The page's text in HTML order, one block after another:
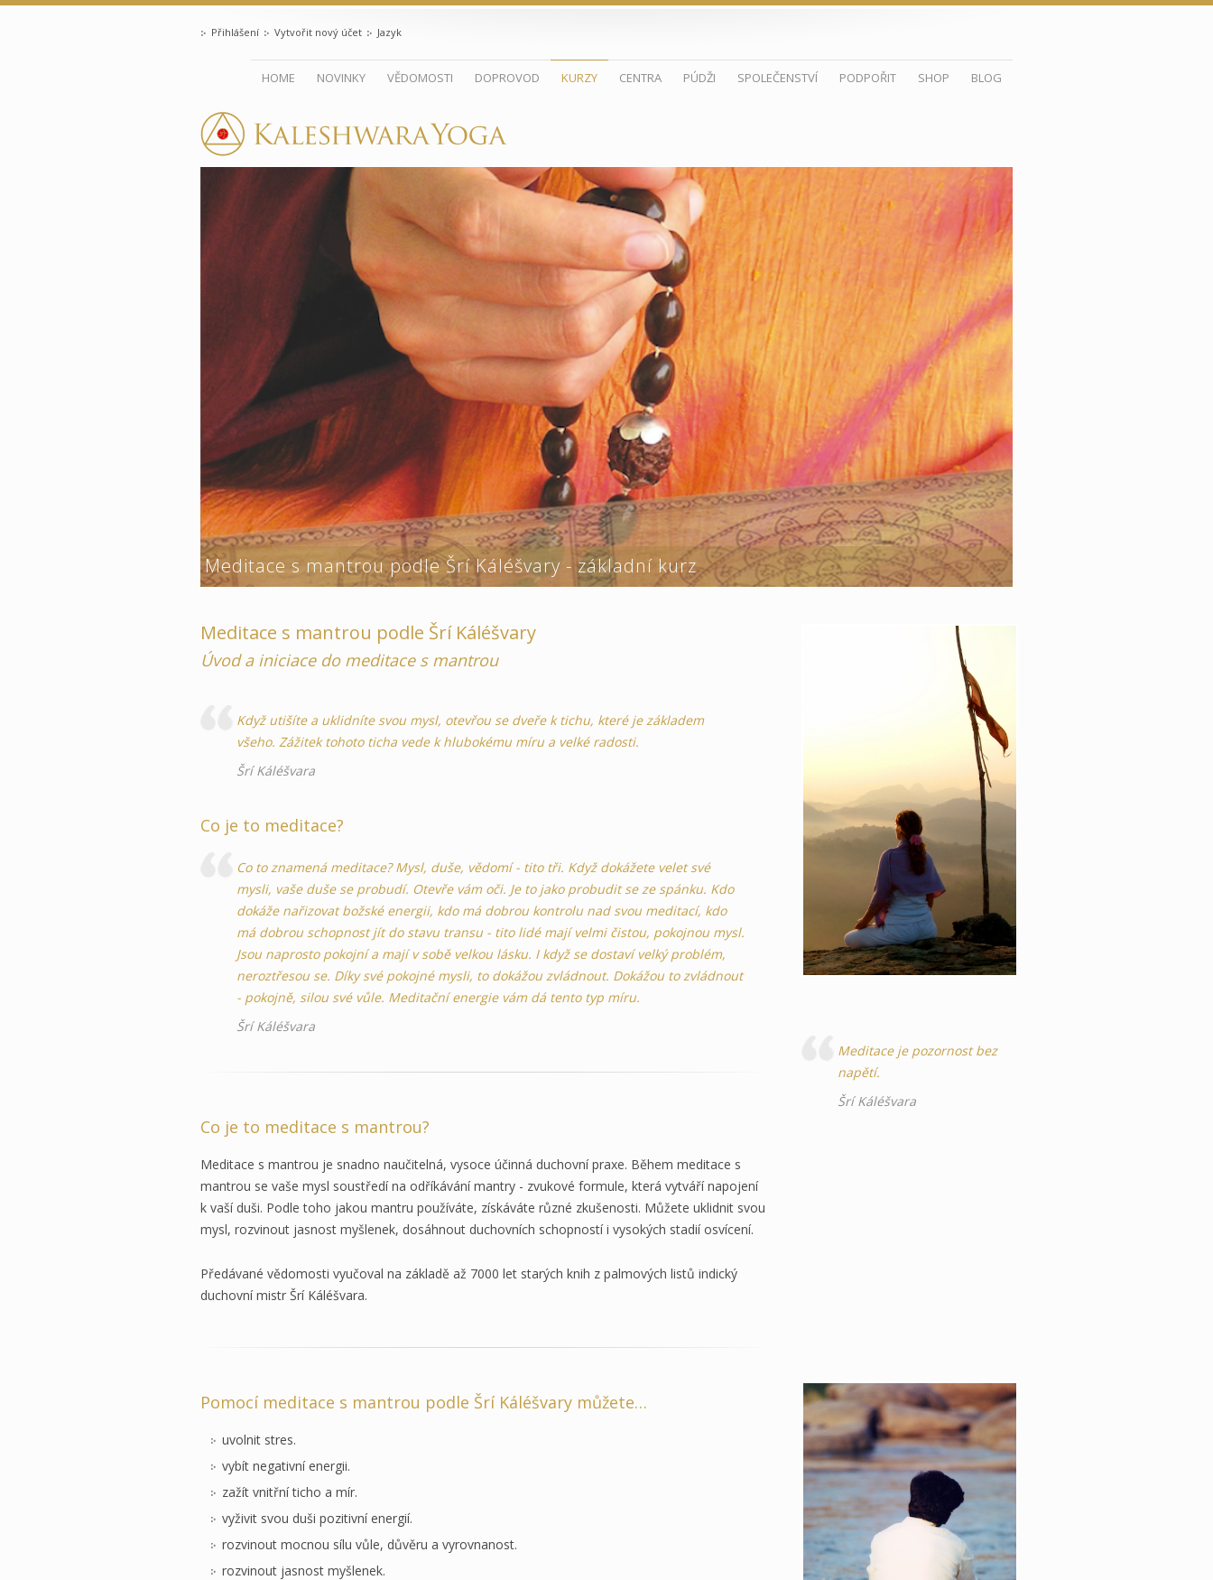
Přihlášení Vytvořit nový účet Jazyk
HOME NOVINKY VĚDOMOSTI DOPROVOD KURZY CENTRA PÚDŽI SPOLEČENSTVÍ PODPOŘIT SHOP BLOG
Meditace s mantrou podle Šrí Káléšvary - základní kurz
Meditace s mantrou podle Šrí Káléšvary
Úvod a iniciace do meditace s mantrou
Když utišíte a uklidníte svou mysl, otevřou se dveře k tichu, které je základem
všeho. Zážitek tohoto ticha vede k hlubokému míru a velké radosti.
Šrí Káléšvara
Co je to meditace?
Co to znamená meditace? Mysl, duše, vědomí - tito tři. Když dokážete velet své
mysli, vaše duše se probudí. Otevře vám oči. Je to jako probudit se ze spánku. Kdo
dokáže nařizovat božské energii, kdo má dobrou kontrolu nad svou meditací, kdo
má dobrou schopnost jít do stavu transu - tito lidé mají velmi čistou, pokojnou mysl.
Jsou naprosto pokojní a mají v sobě velkou lásku. I když se dostaví velký problém,
neroztřesou se. Díky své pokojné mysli, to dokážou zvládnout. Dokážou to zvládnout
- pokojně, silou své vůle. Meditační energie vám dá tento typ míru.
Šrí Káléšvara
Co je to meditace s mantrou?
Meditace s mantrou je snadno naučitelná, vysoce účinná duchovní praxe. Během meditace s
mantrou se vaše mysl soustředí na odříkávání mantry - zvukové formule, která vytváří napojení
k vaší duši. Podle toho jakou mantru používáte, získáváte různé zkušenosti. Můžete uklidnit svou
mysl, rozvinout jasnost myšlenek, dosáhnout duchovních schopností i vysokých stadií osvícení.
Předávané vědomosti vyučoval na základě až 7000 let starých knih z palmových listů indický
duchovní mistr Šrí Káléšvara.
Pomocí meditace s mantrou podle Šrí Káléšvary můžete…
uvolnit stres.
vybít negativní energii.
zažít vnitřní ticho a mír.
vyživit svou duši pozitivní energií.
rozvinout mocnou sílu vůle, důvěru a vyrovnanost.
rozvinout jasnost myšlenek.
Meditace je pozornost bez
napětí.
Šrí Káléšvara